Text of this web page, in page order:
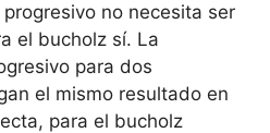
no necesita ser
el bucholz sí. La
para dos
el mismo resultado en
para el bucholz